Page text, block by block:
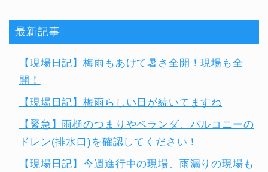
最新記事
【現場日記】梅雨もあけて暑さ全開！現場も全
開！
【現場日記】梅雨らしい日が続いてますね
【緊急】雨樋のつまりやベランダ、バルコニーの
ドレン(排水口)を確認してください！
【現場日記】今週進行中の現場、雨漏りの現場も